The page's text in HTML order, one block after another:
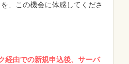
、この機会に体感してくださ
経由での新規申込後、サーバ